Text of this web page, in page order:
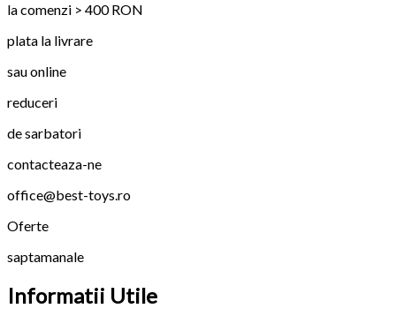
la comenzi > 400 RON
plata la livrare
sau online
reduceri
de sarbatori
contacteaza-ne
office@best-toys.ro
Oferte
saptamanale
Informatii Utile